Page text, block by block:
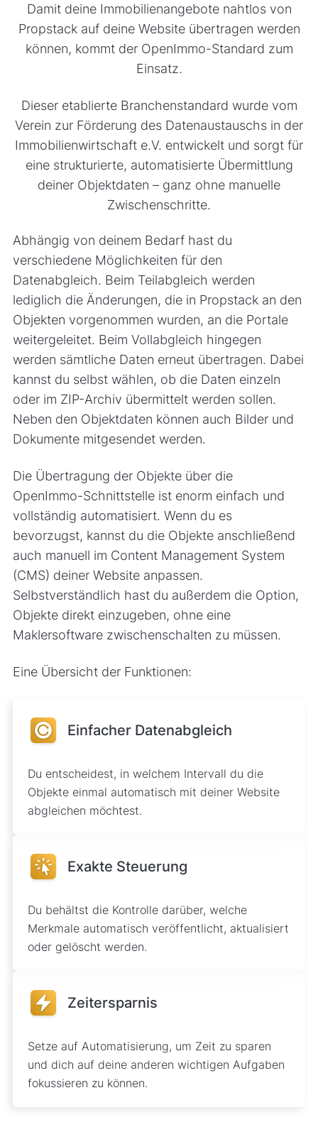
Damit deine Immobilienangebote nahtlos von
Propstack auf deine Website übertragen werden
können, kommt der OpenImmo-Standard zum
Einsatz.
Dieser etablierte Branchenstandard wurde vom
Verein zur Förderung des Datenaustauschs in der
Immobilienwirtschaft e.V. entwickelt und sorgt für
eine strukturierte, automatisierte Übermittlung
deiner Objektdaten – ganz ohne manuelle
Zwischenschritte.
Abhängig von deinem Bedarf hast du
verschiedene Möglichkeiten für den
Datenabgleich. Beim Teilabgleich werden
lediglich die Änderungen, die in Propstack an den
Objekten vorgenommen wurden, an die Portale
weitergeleitet. Beim Vollabgleich hingegen
werden sämtliche Daten erneut übertragen. Dabei
kannst du selbst wählen, ob die Daten einzeln
oder im ZIP-Archiv übermittelt werden sollen.
Neben den Objektdaten können auch Bilder und
Dokumente mitgesendet werden.
Die Übertragung der Objekte über die
OpenImmo-Schnittstelleist enorm einfach und
vollständig automatisiert. Wenn du es
bevorzugst, kannst du die Objekte anschließend
auch manuell im Content Management System
(CMS) deiner Website anpassen.
Selbstverständlich hast du außerdem die Option,
Objekte direkt einzugeben, ohne eine
Maklersoftware zwischenschalten zu müssen.
Eine Übersicht der Funktionen:
Einfacher Datenabgleich
Du entscheidest, in welchem Intervall du die
Objekte einmal automatisch mit deiner Website
abgleichen möchtest.
Exakte Steuerung
Du behältst die Kontrolle darüber, welche
Merkmale automatisch veröffentlicht, aktualisiert
oder gelöscht werden.
Zeitersparnis
Setze auf Automatisierung, um Zeit zu sparen
und dich auf deine anderen wichtigen Aufgaben
fokussieren zu können.